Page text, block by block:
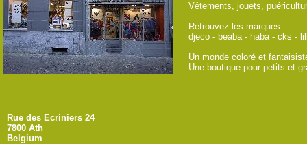
Rue des Ecriniers 24
7800 Ath
Belgium
Vêtements, jouets,
Retrouvez les marques :
djeco - beaba - haba - cks -
Un monde coloré et
Une boutique pour petits et